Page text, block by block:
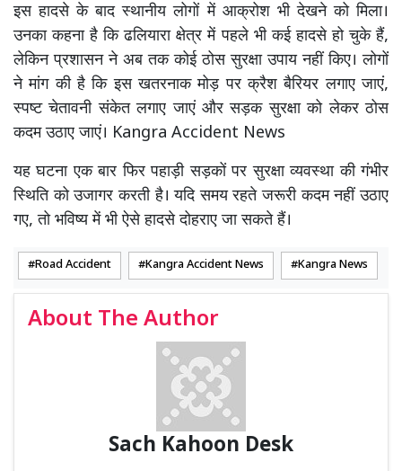
इस हादसे के बाद स्थानीय लोगों में आक्रोश भी देखने को मिला।
उनका कहना है कि ढलियारा क्षेत्र में पहले भी कई हादसे हो चुके हैं,
लेकिन प्रशासन ने अब तक कोई ठोस सुरक्षा उपाय नहीं किए। लोगों
ने मांग की है कि इस खतरनाक मोड़ पर क्रैश बैरियर लगाए जाएं,
स्पष्ट चेतावनी संकेत लगाए जाएं और सड़क सुरक्षा को लेकर ठोस
कदम उठाए जाएं। Kangra Accident News
यह घटना एक बार फिर पहाड़ी सड़कों पर सुरक्षा व्यवस्था की गंभीर
स्थिति को उजागर करती है। यदि समय रहते जरूरी कदम नहीं उठाए
गए, तो भविष्य में भी ऐसे हादसे दोहराए जा सकते हैं।
Road Accident Kangra Accident News Kangra News
About The Author
Sach Kahoon Desk